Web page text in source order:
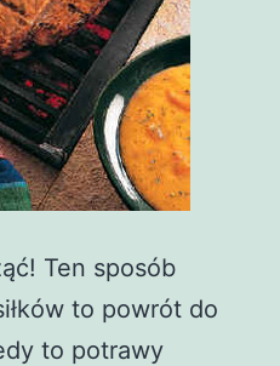
Ten sposób
to powrót do
to potrawy